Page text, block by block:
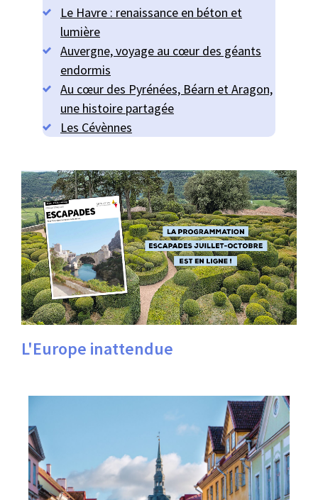
Le Havre : renaissance en béton et
lumière
Auvergne, voyage au cœur des géants
endormis
Au cœur des Pyrénées, Béarn et Aragon,
une histoire partagée
Les Cévènnes
L'Europe inattendue